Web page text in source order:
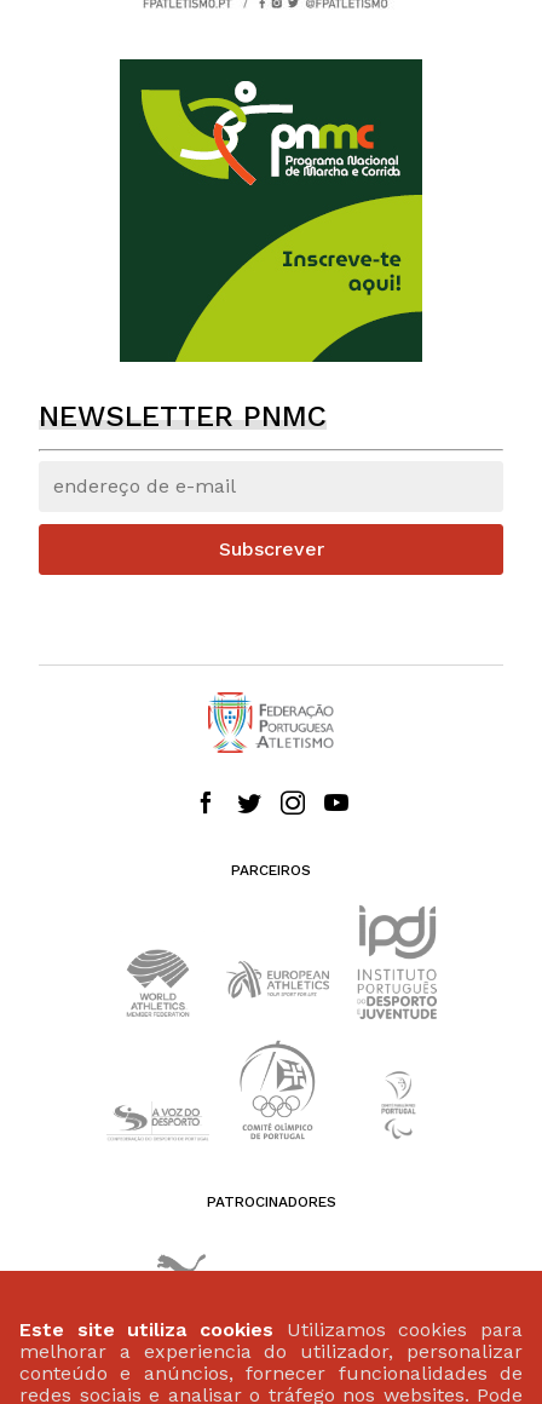
NEWSLETTER PNMC
Subscrever
PARCEIROS
PATROCINADORES
Este site utiliza cookies Utilizamos cookies para
melhorar a experiencia do utilizador, personalizar
conteúdo e anúncios, fornecer funcionalidades de
redes sociais e analisar o tráfego nos websites. Pode